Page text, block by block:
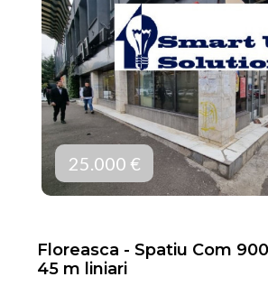
25.000 €
Floreasca - Spatiu Com
45 m liniari